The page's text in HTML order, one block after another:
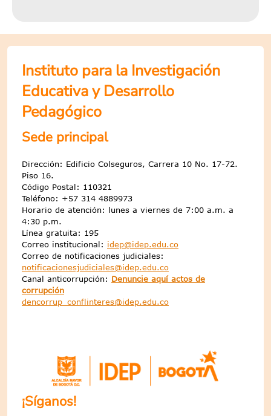
Instituto para la Investigación
Educativa y Desarrollo
Pedagógico
Sede principal
Dirección: Edificio Colseguros, Carrera 10 No. 17-72.
Piso 16.
Código Postal: 110321
Teléfono: +57 314 4889973
Horario de atención: lunes a viernes de 7:00 a.m. a
4:30 p.m.
Línea gratuita: 195
Correo institucional: idep@idep.edu.co
Correo de notificaciones judiciales:
notificacionesjudiciales@idep.edu.co
Canal anticorrupción: Denuncie aquí actos de
corrupción
dencorrup_conflinteres@idep.edu.co
¡Síganos!